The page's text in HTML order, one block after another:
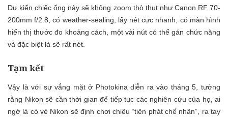
Dự kiến chiếc ống này sẽ không zoom thò thụt như Canon RF 70-
200mm f/2.8, có weather-sealing, lấy nét cực nhanh, có màn hình
hiển thị thước đo khoảng cách, một vài nút có thể gán chức năng
và đặc biệt là sẽ rất nét.
Tạm kết
Vậy là với sự vắng mặt ở Photokina diễn ra vào tháng 5, tưởng
rằng Nikon sẽ cần thời gian để tiếp tục các nghiên cứu của họ, ai
ngờ là có vẻ Nikon sẽ định chơi chiêu “tiên phát chế nhân”, ra tay